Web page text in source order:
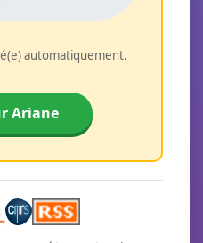
automatiquement.
Ariane